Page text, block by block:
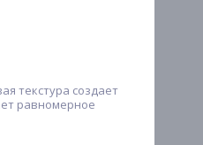
текстура создает
равномерное